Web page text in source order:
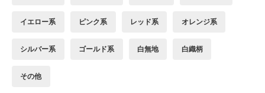
イエロー系 ピンク系 レッド系 オレンジ系
シルバー系 ゴールド系 白無地 白織柄
その他